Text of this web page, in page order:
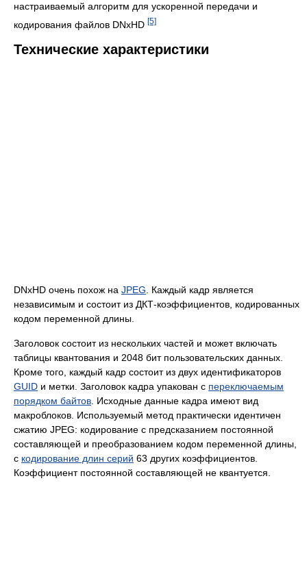
настраиваемый алгоритм для ускоренной передачи и
кодирования файлов DNxHD [5]
Технические характеристики
DNxHD очень похож на JPEG . Каждый кадр является
независимым и состоит из ДКТ-коэффициентов, кодированных
кодом переменной длины.
Заголовок состоит из нескольких частей и может включать
таблицы квантования и 2048 бит пользовательских данных.
Кроме того, каждый кадр состоит из двух идентификаторов
GUID и метки. Заголовок кадра упакован c переключаемым
порядком байтов . Исходные данные кадра имеют вид
макроблоков. Используемый метод практически идентичен
сжатию JPEG: кодирование с предсказанием постоянной
составляющей и преобразованием кодом переменной длины,
с кодирование длин серий 63 других коэффициентов.
Коэффициент постоянной составляющей не квантуется.